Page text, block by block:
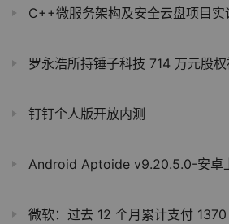
C++微服务架构及安全云盘项目实
罗永浩所持锤子科技 714 万元股
钉钉个人版开放内测
Android Aptoide v9.20.5.0-安卓
微软：过去 12 个月累计支付